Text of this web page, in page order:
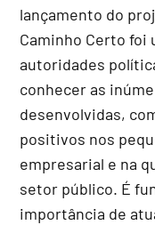
lançamento do
Caminho Certo foi
autoridades
conhecer as
desenvolvidas,
positivos nos
empresarial e na
setor público. É
importância de